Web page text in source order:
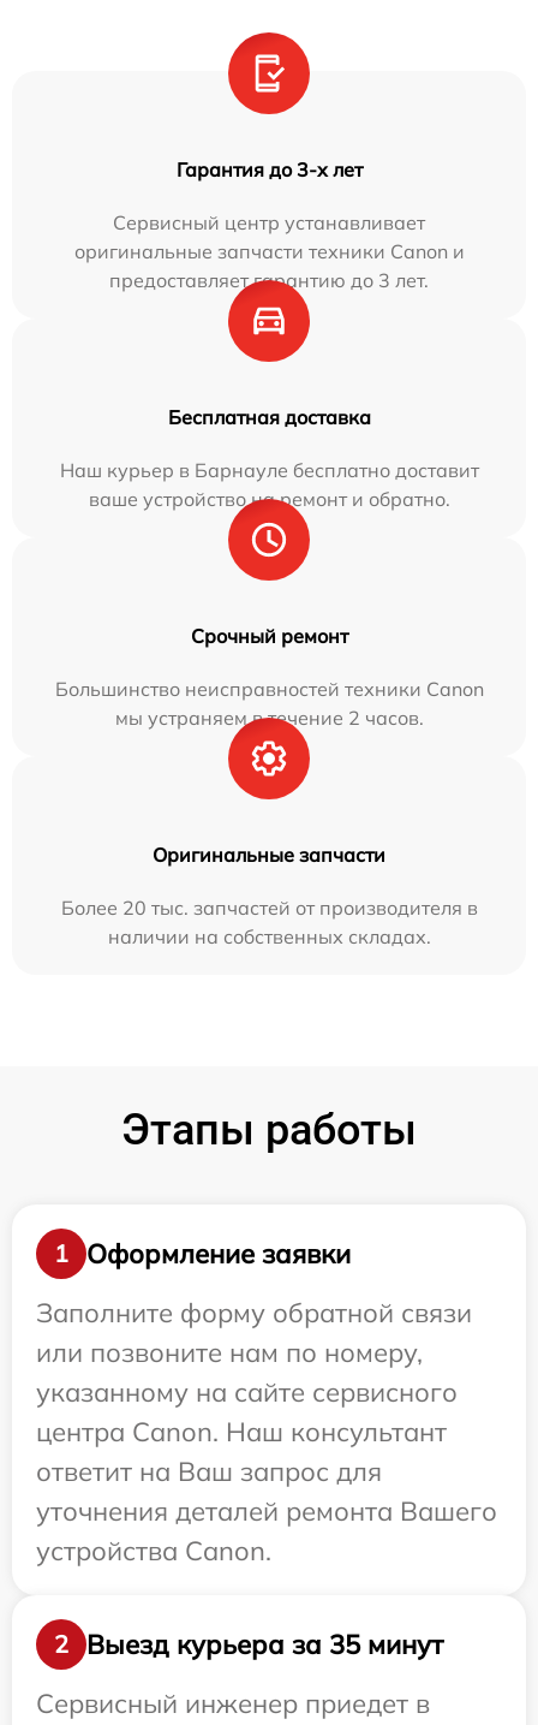
Гарантия до 3-х лет
Сервисный центр устанавливает
оригинальные запчасти техники Canon и
предоставляет гарантию до 3 лет.
Бесплатная доставка
Наш курьер в Барнауле бесплатно доставит
ваше устройство на ремонт и обратно.
Срочный ремонт
Большинство неисправностей техники Canon
мы устраняем в течение 2 часов.
Оригинальные запчасти
Более 20 тыс. запчастей от производителя в
наличии на собственных складах.
Этапы работы
1
Оформление заявки
Заполните форму обратной связи
или позвоните нам по номеру,
указанному на сайте сервисного
центра Canon. Наш консультант
ответит на Ваш запрос для
уточнения деталей ремонта Вашего
устройства Canon.
2
Выезд курьера за 35 минут
Сервисный инженер приедет в